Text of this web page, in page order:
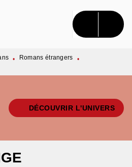
CONTENU
• Romans étrangers
•
DÉCOUVRIR L'UNIVERS